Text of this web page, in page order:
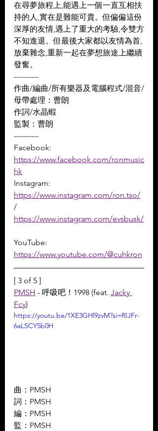
在尋夢旅程上,能遇上一個一直互相扶
持的人,實在是難能可貴。但偏偏這份
深厚的友情,遇上了重大的考驗,令雙方
不知進退。但最後大家都以友情為首,
放棄雜念,重新一起在夢想旅途上繼續
發奮。
----------
作曲/編曲/所有樂器及電腦程式/混音/
母帶處理：曹朗
作詞/水晶蝦
監製：曹朗
----------
Facebook:
https://www.facebook.com/ronmusic
hk
Instagram:
https://www.instagram.com/ron.tso/
/
https://www.instagram.com/evsbusk/
YouTube:
https://www.youtube.com/@cuhkron
[ 3 of 5 ]
PMSH - 呼吸吧！1998 (feat. Jacky
Fcy)
https://youtu.be/1XE3GHl9zvM?si=RIJFr-
6aLSCY5b0H
曲：PMSH
詞：PMSH
編：PMSH
監：PMSH